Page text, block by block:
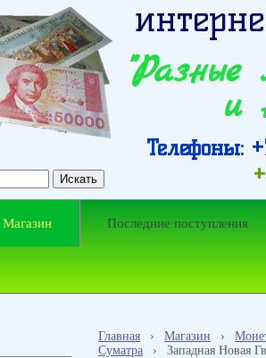
и
Телефоны:
Магазин Последние поступления
Главная › Магазин ›
Суматра
› Западная Новая